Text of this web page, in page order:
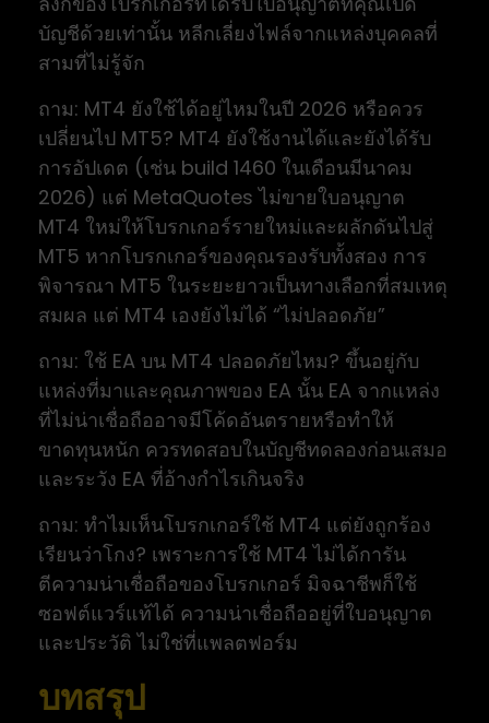
บัญชีด้วยเท่านั้น หลีกเลี่ยงไฟล์จากแหล่งบุคคลที่
สามที่ไม่รู้จัก
ถาม: MT4 ยังใช้ได้อยู่ไหมในปี 2026 หรือควร
เปลี่ยนไป MT5? MT4 ยังใช้งานได้และยังได้รับ
การอัปเดต (เช่น build 1460 ในเดือนมีนาคม
2026) แต่ MetaQuotes ไม่ขายใบอนุญาต
MT4 ใหม่ให้โบรกเกอร์รายใหม่และผลักดันไปสู่
MT5 หากโบรกเกอร์ของคุณรองรับทั้งสอง การ
พิจารณา MT5 ในระยะยาวเป็นทางเลือกที่สมเหตุ
สมผล แต่ MT4 เองยังไม่ได้ “ไม่ปลอดภัย”
ถาม: ใช้ EA บน MT4 ปลอดภัยไหม? ขึ้นอยู่กับ
แหล่งที่มาและคุณภาพของ EA นั้น EA จากแหล่ง
ที่ไม่น่าเชื่อถืออาจมีโค้ดอันตรายหรือทำให้
ขาดทุนหนัก ควรทดสอบในบัญชีทดลองก่อนเสมอ
และระวัง EA ที่อ้างกำไรเกินจริง
ถาม: ทำไมเห็นโบรกเกอร์ใช้ MT4 แต่ยังถูกร้อง
เรียนว่าโกง? เพราะการใช้ MT4 ไม่ได้การัน
ตีความน่าเชื่อถือของโบรกเกอร์ มิจฉาชีพก็ใช้
ซอฟต์แวร์แท้ได้ ความน่าเชื่อถืออยู่ที่ใบอนุญาต
และประวัติ ไม่ใช่ที่แพลตฟอร์ม
บทสรุป